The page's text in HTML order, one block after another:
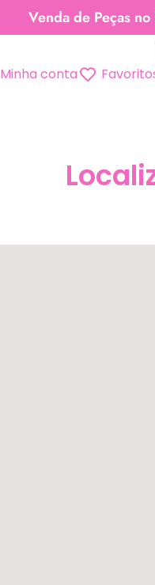
Venda de Peças
Minha conta